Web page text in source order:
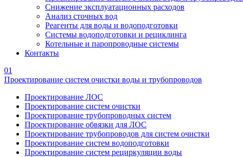
Снижение эксплуатационных расходов
Анализ сточных вод
Реагенты для воды и водоподготовки
Системы водоподготовки и рециклинга
Котельные и паропроводные системы
Контакты
01
Проектирование систем очистки воды и трубопроводов
Проектирование ЛОС
Проектирование систем очистки
Проектирование трубопроводных систем
Проектирование обвязки для ЛОС
Проектирование трубопроводов для систем очистки
Проектирование систем водоподготовки
Проектирование систем рециркуляции воды